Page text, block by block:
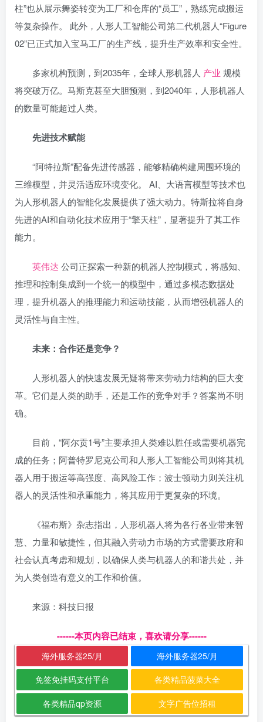
柱”也从展示舞姿转变为工厂和仓库的“员工”，熟练完成搬运
等复杂操作。 此外，人形人工智能公司第二代机器人“Figure
02”已正式加入宝马工厂的生产线，提升生产效率和安全性。
多家机构预测，到2035年，全球人形机器人 产业 规模
将突破万亿。马斯克甚至大胆预测，到2040年，人形机器人
的数量可能超过人类。
先进技术赋能
“阿特拉斯”配备先进传感器，能够精确构建周围环境的
三维模型，并灵活适应环境变化。 AI、大语言模型等技术也
为人形机器人的智能化发展提供了强大动力。特斯拉将自身
先进的AI和自动化技术应用于“擎天柱”，显著提升了其工作
能力。
英伟达 公司正探索一种新的机器人控制模式，将感知、
推理和控制集成到一个统一的模型中，通过多模态数据处
理，提升机器人的推理能力和运动技能，从而增强机器人的
灵活性与自主性。
未来：合作还是竞争？
人形机器人的快速发展无疑将带来劳动力结构的巨大变
革。它们是人类的助手，还是工作的竞争对手？答案尚不明
确。
目前，“阿尔贡1号”主要承担人类难以胜任或需要机器完
成的任务；阿普特罗尼克公司和人形人工智能公司则将其机
器人用于搬运等高强度、高风险工作；波士顿动力则关注机
器人的灵活性和承重能力，将其应用于更复杂的环境。
《福布斯》杂志指出，人形机器人将为各行各业带来智
慧、力量和敏捷性，但其融入劳动力市场的方式需要政府和
社会认真考虑和规划，以确保人类与机器人的和谐共处，并
为人类创造有意义的工作和价值。
来源：科技日报
------本页内容已结束，喜欢请分享------
海外服务器25/月 海外服务器25/月
免签免挂码支付平台 各类精品菠菜大全
各类精品qp资源 文字广告位招租